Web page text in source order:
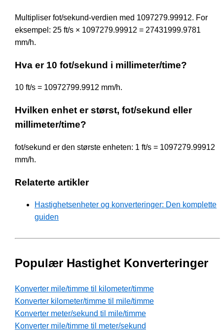
Multipliser fot/sekund-verdien med 1097279.99912. For
eksempel: 25 ft/s × 1097279.99912 = 27431999.9781
mm/h.
Hva er 10 fot/sekund i millimeter/time?
10 ft/s = 10972799.9912 mm/h.
Hvilken enhet er størst, fot/sekund eller
millimeter/time?
fot/sekund er den største enheten: 1 ft/s = 1097279.99912
mm/h.
Relaterte artikler
Hastighetsenheter og konverteringer: Den komplette
guiden
Populær Hastighet Konverteringer
Konverter mile/timme til kilometer/timme
Konverter kilometer/timme til mile/timme
Konverter meter/sekund til mile/timme
Konverter mile/timme til meter/sekund